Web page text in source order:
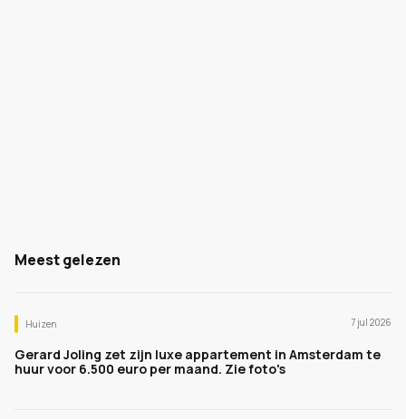
Meest gelezen
Huizen 7 jul 2026
Gerard Joling zet zijn luxe appartement in Amsterdam te
huur voor 6.500 euro per maand. Zie foto's